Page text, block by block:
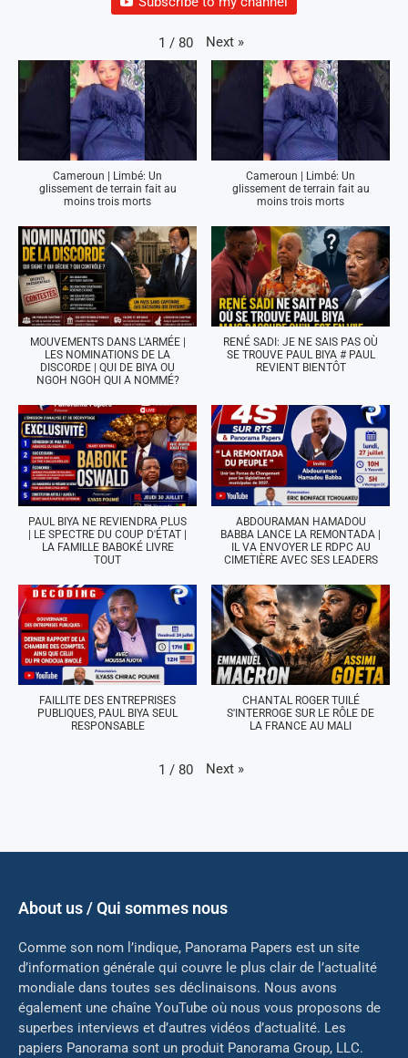
1 / 80 Next »
Cameroun | Limbé: Un
glissement de terrain fait au
moins trois morts
Cameroun | Limbé: Un
glissement de terrain fait au
moins trois morts
MOUVEMENTS DANS L'ARMÉE |
LES NOMINATIONS DE LA
DISCORDE | QUI DE BIYA OU
NGOH NGOH QUI A NOMMÉ?
RENÉ SADI: JE NE SAIS PAS OÙ
SE TROUVE PAUL BIYA # PAUL
REVIENT BIENTÔT
PAUL BIYA NE REVIENDRA PLUS
| LE SPECTRE DU COUP D'ÉTAT |
LA FAMILLE BABOKÉ LIVRE
TOUT
ABDOURAMAN HAMADOU
BABBA LANCE LA REMONTADA |
IL VA ENVOYER LE RDPC AU
CIMETIÈRE AVEC SES LEADERS
FAILLITE DES ENTREPRISES
PUBLIQUES, PAUL BIYA SEUL
RESPONSABLE
CHANTAL ROGER TUILÉ
S'INTERROGE SUR LE RÔLE DE
LA FRANCE AU MALI
1 / 80 Next »
About us / Qui sommes nous
Comme son nom l’indique, Panorama Papers est un site
d’information générale qui couvre le plus clair de l’actualité
mondiale dans toutes ses déclinaisons. Nous avons
également une chaîne YouTube où nous vous proposons de
superbes interviews et d’autres vidéos d’actualité. Les
papiers Panorama sont un produit Panorama Group, LLC.